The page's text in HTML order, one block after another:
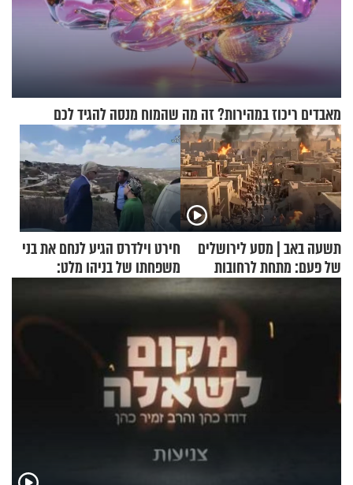
מאבדים ריכוז במהירות? זה מה שהמוח מנסה להגיד לכם
תשעה באב | מסע לירושלים
של פעם: מתחת לרחובות
חירט וילדרס הגיע לנחם את בני
משפחתו של בניהו מלט:
"מיליונים באירופה תומכים
בכם"